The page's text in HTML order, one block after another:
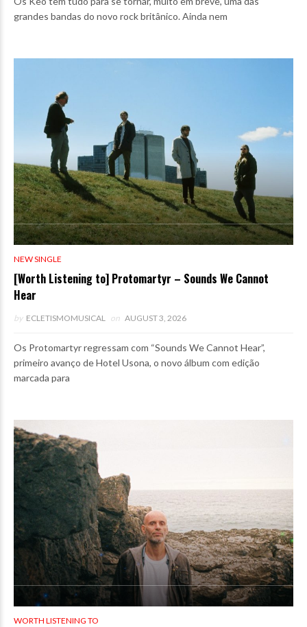
grandes bandas do novo rock britânico. Ainda nem
NEW SINGLE
[Worth Listening to] Protomartyr – Sounds We Cannot
Hear
by ECLETISMOMUSICAL on AUGUST 3, 2026
Os Protomartyr regressam com “Sounds We Cannot Hear”,
primeiro avanço de Hotel Usona, o novo álbum com edição
marcada para
WORTH LISTENING TO